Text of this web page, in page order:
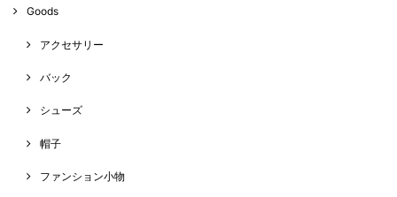
Goods
アクセサリー
バック
シューズ
帽子
ファンション小物